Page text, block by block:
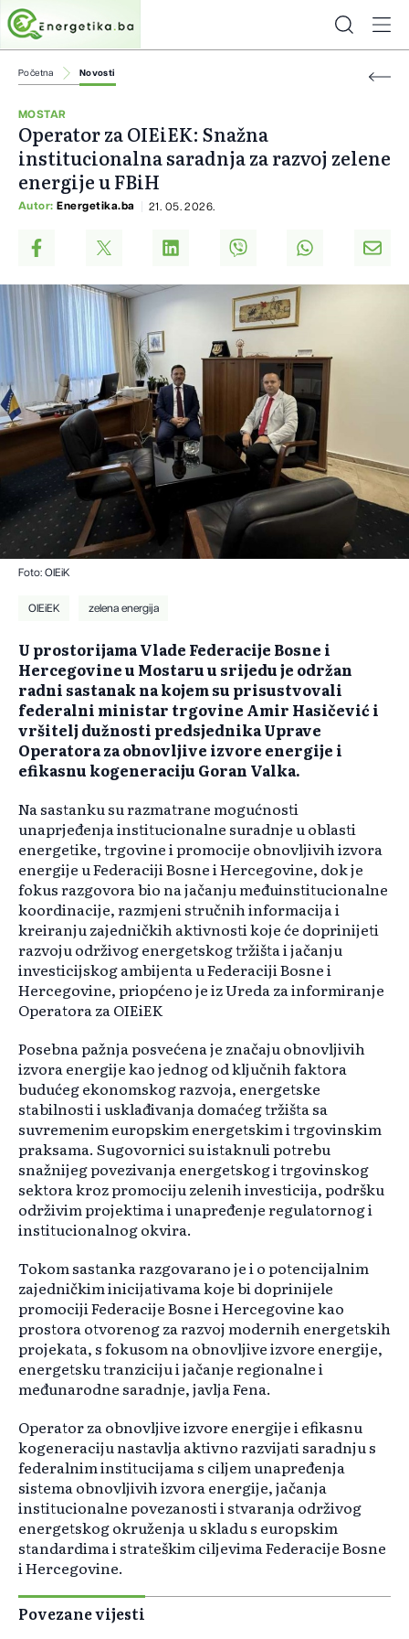
Početna Novosti
MOSTAR
Operator za OIEiEK: Snažna
institucionalna saradnja za razvoj zelene
energije u FBiH
Autor: Energetika.ba 21. 05. 2026.
Foto: OIEiK
OIEiEK zelena energija
U prostorijama Vlade Federacije Bosne i
Hercegovine u Mostaru u srijedu je održan
radni sastanak na kojem su prisustvovali
federalni ministar trgovine Amir Hasičević i
vršitelj dužnosti predsjednika Uprave
Operatora za obnovljive izvore energije i
efikasnu kogeneraciju Goran Valka.
Na sastanku su razmatrane mogućnosti
unaprjeđenja institucionalne suradnje u oblasti
energetike, trgovine i promocije obnovljivih izvora
energije u Federaciji Bosne i Hercegovine, dok je
fokus razgovora bio na jačanju međuinstitucionalne
koordinacije, razmjeni stručnih informacija i
kreiranju zajedničkih aktivnosti koje će doprinijeti
razvoju održivog energetskog tržišta i jačanju
investicijskog ambijenta u Federaciji Bosne i
Hercegovine, priopćeno je iz Ureda za informiranje
Operatora za OIEiEK
Posebna pažnja posvećena je značaju obnovljivih
izvora energije kao jednog od ključnih faktora
budućeg ekonomskog razvoja, energetske
stabilnosti i usklađivanja domaćeg tržišta sa
suvremenim europskim energetskim i trgovinskim
praksama. Sugovornici su istaknuli potrebu
snažnijeg povezivanja energetskog i trgovinskog
sektora kroz promociju zelenih investicija, podršku
održivim projektima i unapređenje regulatornog i
institucionalnog okvira.
Tokom sastanka razgovarano je i o potencijalnim
zajedničkim inicijativama koje bi doprinijele
promociji Federacije Bosne i Hercegovine kao
prostora otvorenog za razvoj modernih energetskih
projekata, s fokusom na obnovljive izvore energije,
energetsku tranziciju i jačanje regionalne i
međunarodne saradnje, javlja Fena.
Operator za obnovljive izvore energije i efikasnu
kogeneraciju nastavlja aktivno razvijati saradnju s
federalnim institucijama s ciljem unapređenja
sistema obnovljivih izvora energije, jačanja
institucionalne povezanosti i stvaranja održivog
energetskog okruženja u skladu s europskim
standardima i strateškim ciljevima Federacije Bosne
i Hercegovine.
Povezane vijesti